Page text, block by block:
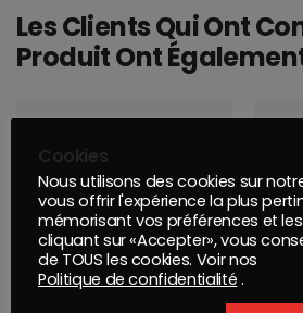
Les Clients Qui Ont
Produit Ont
Cookies
Nous utilisons des cookies sur
vous offrir l'expérience la plus
mémorisant vos préférences et les
cliquant sur «Accepter», vous
de TOUS les cookies. Voir nos
Politique de confidentialité .